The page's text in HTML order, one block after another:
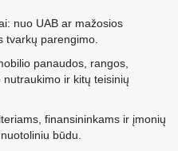
nuo UAB ar mažosios
tvarkų parengimo.
panaudos, rangos,
ir kitų teisinių
finansininkams ir įmonių
būdu.